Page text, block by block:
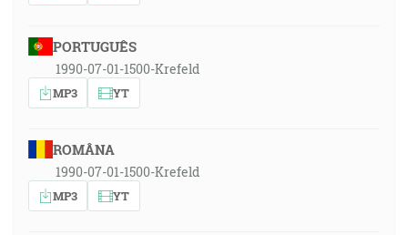
PORTUGUÊS
1990-07-01-1500-Krefeld
MP3 YT
ROMÂNA
1990-07-01-1500-Krefeld
MP3 YT